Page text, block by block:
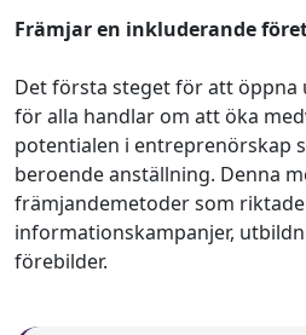
Främjar en inkluderande
Det första steget för att
för alla handlar om att öka
potentialen i entreprenörskap
beroende anställning. Denna
främjandemetoder som riktade
informationskampanjer,
förebilder.